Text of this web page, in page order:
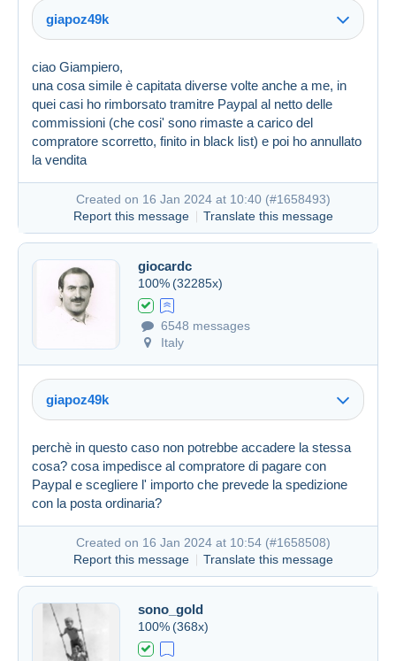
Created on 16 Jan 2024 at 09:26 #1658349
giapoz49k
Created on 16 Jan 2024 at 09:53
ciao Giampiero,
una cosa simile è capitata diverse volte anche a me, in
quei casi ho rimborsato tramitre Paypal al netto delle
commissioni (che cosi' sono rimaste a carico del
compratore scorretto, finito in black list) e poi ho annullato
la vendita
Created on 16 Jan 2024 at 10:40 (#1658493)
Report this message
Translate this message
giocardc
100% (32285x)
6548 messages
Italy
giapoz49k
perchè in questo caso non potrebbe accadere la stessa
cosa? cosa impedisce al compratore di pagare con
Paypal e scegliere l' importo che prevede la spedizione
con la posta ordinaria?
Created on 16 Jan 2024 at 10:54 (#1658508)
Report this message
Translate this message
sono_gold
100% (368x)